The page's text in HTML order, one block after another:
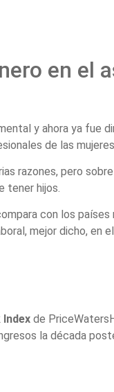
en el
y ahora ya fue
de las
razones, pero
tener hijos.
con los países
mejor dicho, en
Index de
la década